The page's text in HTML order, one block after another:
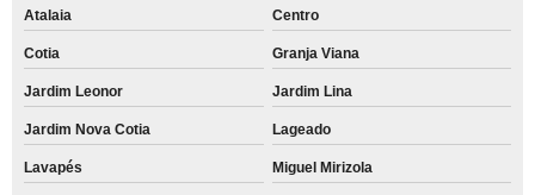
Atalaia Centro
Cotia Granja Viana
Jardim Leonor Jardim Lina
Jardim Nova Cotia Lageado
Lavapés Miguel Mirizola